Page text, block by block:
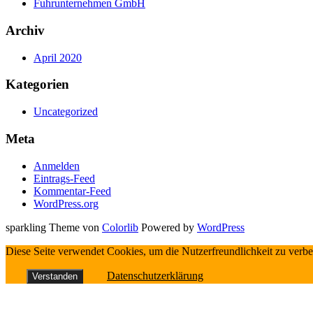
Fuhrunternehmen GmbH
Archiv
April 2020
Kategorien
Uncategorized
Meta
Anmelden
Eintrags-Feed
Kommentar-Feed
WordPress.org
sparkling Theme von Colorlib Powered by WordPress
Diese Seite verwendet Cookies, um die Nutzerfreundlichkeit zu
Verstanden Datenschutzerklärung